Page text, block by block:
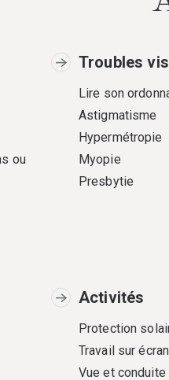
ou
Troubles
Lire son
Astigmatisme
Hypermétropie
Myopie
Presbytie
Activités
Protection
Travail sur écran
Vue et conduite